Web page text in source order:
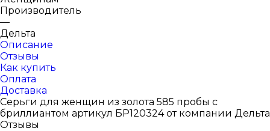
Производитель
—
Дельта
Описание
Отзывы
Как купить
Оплата
Доставка
Серьги для женщин из золота 585 пробы с
бриллиантом артикул БР120324 от компании Дельта
Отзывы